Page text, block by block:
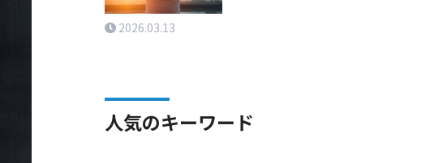
2026.03.13
人気のキーワード